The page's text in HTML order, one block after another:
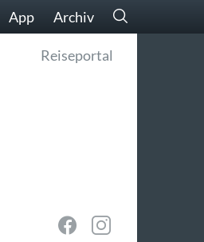
App Archiv
Reiseportal